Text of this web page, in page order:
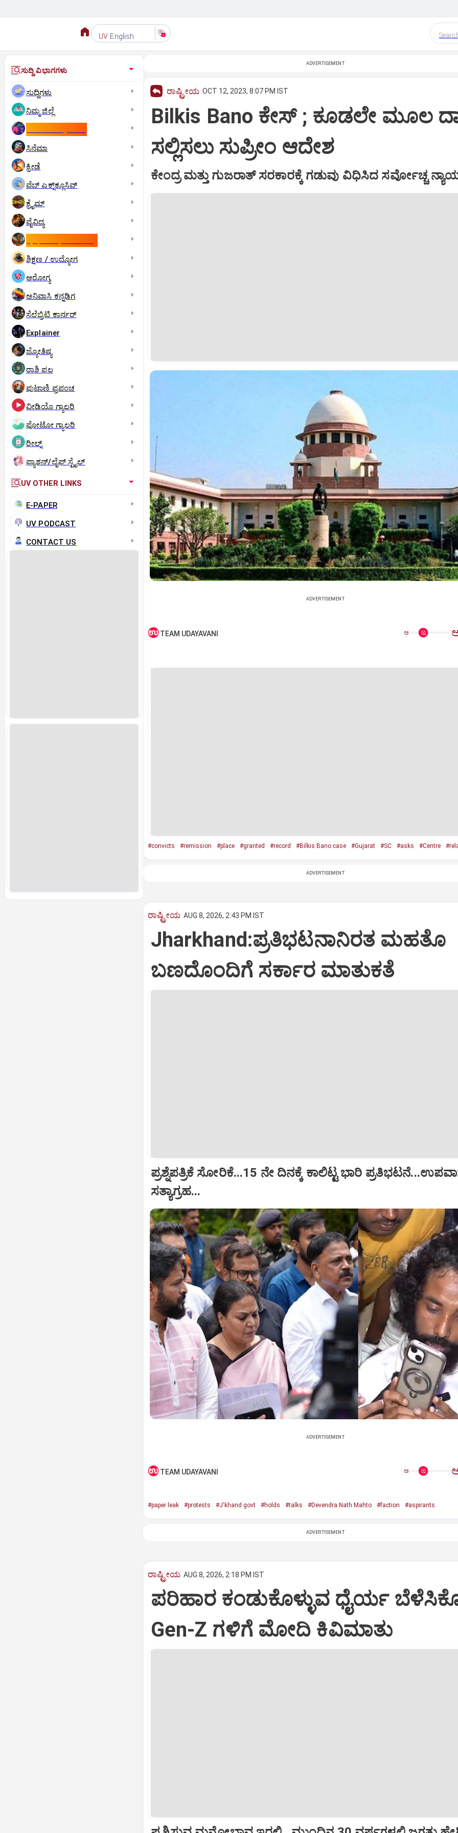
UV English
ಸುದ್ದಿ ವಿಭಾಗಗಳು
ಸುದ್ದಿಗಳು
ನಿಮ್ಮ ಜಿಲ್ಲೆ
ಸಿನೆಮಾ
ಕ್ರೀಡೆ
ವೆಬ್ ಎಕ್ಸ್‌ಕ್ಲೂಸಿವ್
ಕ್ರೈಮ್
ವೈವಿಧ್ಯ
ಶಿಕ್ಷಣ / ಉದ್ಯೋಗ
ಆರೋಗ್ಯ
ಅನಿವಾಸಿ ಕನ್ನಡಿಗ
ಸೆಲೆಬ್ರಿಟಿ ಕಾರ್ನರ್‌
Explainer
ಜ್ಯೋತಿಷ್ಯ
ರಾಶಿ ಫಲ
ಪುಟಾಣಿ ಪ್ರಪಂಚ
ವೀಡಿಯೊ ಗ್ಯಾಲರಿ
ಫೋಟೋ ಗ್ಯಾಲರಿ
ರೀಲ್ಸ್
ಫ್ಯಾಶನ್/ಲೈಫ್‌ ಸ್ಟೈಲ್
UV OTHER LINKS
E-PAPER
UV PODCAST
CONTACT US
ADVERTISEMENT
ರಾಷ್ಟ್ರೀಯ OCT 12, 2023, 8:07 PM IST
Bilkis Bano ಕೇಸ್ ; ಕೂಡಲೇ ಮೂಲ
ಸಲ್ಲಿಸಲು ಸುಪ್ರೀಂ ಆದೇಶ
ಕೇಂದ್ರ ಮತ್ತು ಗುಜರಾತ್ ಸರಕಾರಕ್ಕೆ ಗಡುವು ವಿಧಿಸಿದ ಸರ್ವೋಚ್ಚ
ADVERTISEMENT
TEAM UDAYAVANI ಅ
#convicts #remission #place #granted #record #Bilkis Bano case #Gujarat #SC #asks #Centre
ADVERTISEMENT
ರಾಷ್ಟ್ರೀಯ AUG 8, 2026, 2:43 PM IST
Jharkhand:ಪ್ರತಿಭಟನಾನಿರತ ಮಹತೊ
ಬಣದೊಂದಿಗೆ ಸರ್ಕಾರ ಮಾತುಕತೆ
ಪ್ರಶ್ನೆಪತ್ರಿಕೆ ಸೋರಿಕೆ...15 ನೇ ದಿನಕ್ಕೆ ಕಾಲಿಟ್ಟ ಭಾರಿ
ಸತ್ಯಾಗ್ರಹ...
ADVERTISEMENT
TEAM UDAYAVANI ಅ
#paper leak #protests #J'khand govt #holds #talks #Devendra Nath Mahto #faction #aspirants
ADVERTISEMENT
ರಾಷ್ಟ್ರೀಯ AUG 8, 2026, 2:18 PM IST
ಪರಿಹಾರ ಕಂಡುಕೊಳ್ಳುವ ಧೈರ್ಯ
Gen-Z ಗಳಿಗೆ ಮೋದಿ ಕಿವಿಮಾತು